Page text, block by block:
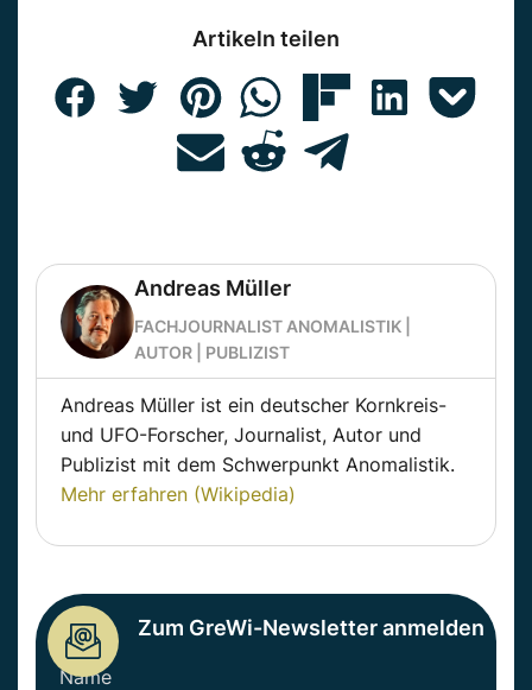
Artikeln teilen
Andreas Müller
FACHJOURNALIST ANOMALISTIK |
AUTOR | PUBLIZIST
Andreas Müller ist ein deutscher Kornkreis-
und UFO-Forscher, Journalist, Autor und
Publizist mit dem Schwerpunkt Anomalistik.
Mehr erfahren (Wikipedia)
Zum GreWi-Newsletter anmelden